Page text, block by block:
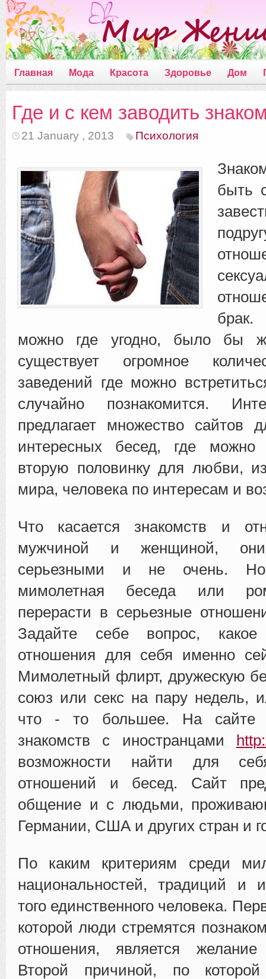
Главная Мода Красота Здоровье Дом
Где и с кем заводить
21 January , 2013 Психология
быть
брак.
можно где угодно, было бы
существует огромное
заведений где можно
случайно познакомится.
предлагает множество сайтов
интересных бесед, где
вторую половинку для любви,
мира, человека по интересам и
Что касается знакомств и
мужчиной и женщиной,
серьезными и не очень.
мимолетная беседа или
перерасти в серьезные
Задайте себе вопрос,
отношения для себя именно
Мимолетный флирт, дружескую
союз или секс на пару недель,
что - то большее. На сайте
знакомств с иностранцами
возможности найти для
отношений и бесед. Сайт
общение и с людьми,
Германии, США и других стран и
По каким критериям среди
национальностей, традиций и
того единственного человека.
которой люди стремятся
отношения, является
Второй причиной, по